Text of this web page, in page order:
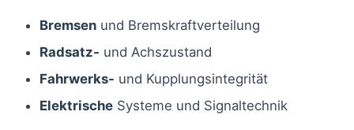
Bremsen und Bremskraftverteilung
Radsatz- und Achszustand
Fahrwerks- und Kupplungsintegrität
Elektrische Systeme und Signaltechnik